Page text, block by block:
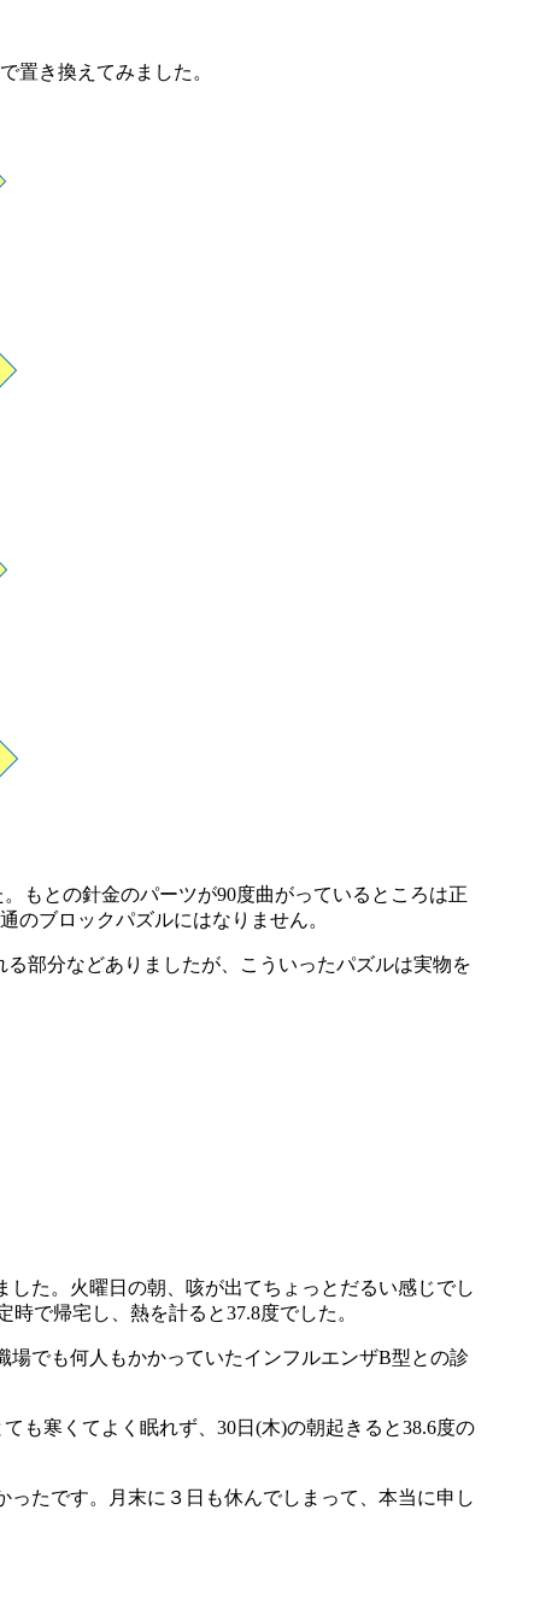
置き換えてみました。
もとの針金のパーツが90度曲がっているところは正
のブロックパズルにはなりません。
部分などありましたが、こういったパズルは実物を
た。火曜日の朝、咳が出てちょっとだるい感じでし
で帰宅し、熱を計ると37.8度でした。
でも何人もかかっていたインフルエンザB型との診
も寒くてよく眠れず、30日(木)の朝起きると38.6度の
たです。月末に３日も休んでしまって、本当に申し